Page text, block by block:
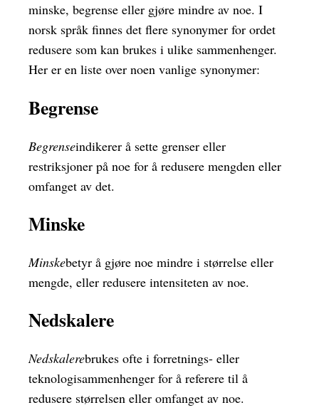
minske, begrense eller gjøre mindre av noe. I
norsk språk finnes det flere synonymer for ordet
redusere som kan brukes i ulike sammenhenger.
Her er en liste over noen vanlige synonymer:
Begrense
Begrenseindikerer å sette grenser eller
restriksjoner på noe for å redusere mengden eller
omfanget av det.
Minske
Minskebetyr å gjøre noe mindre i størrelse eller
mengde, eller redusere intensiteten av noe.
Nedskalere
Nedskalerebrukes ofte i forretnings- eller
teknologisammenhenger for å referere til å
redusere størrelsen eller omfanget av noe.